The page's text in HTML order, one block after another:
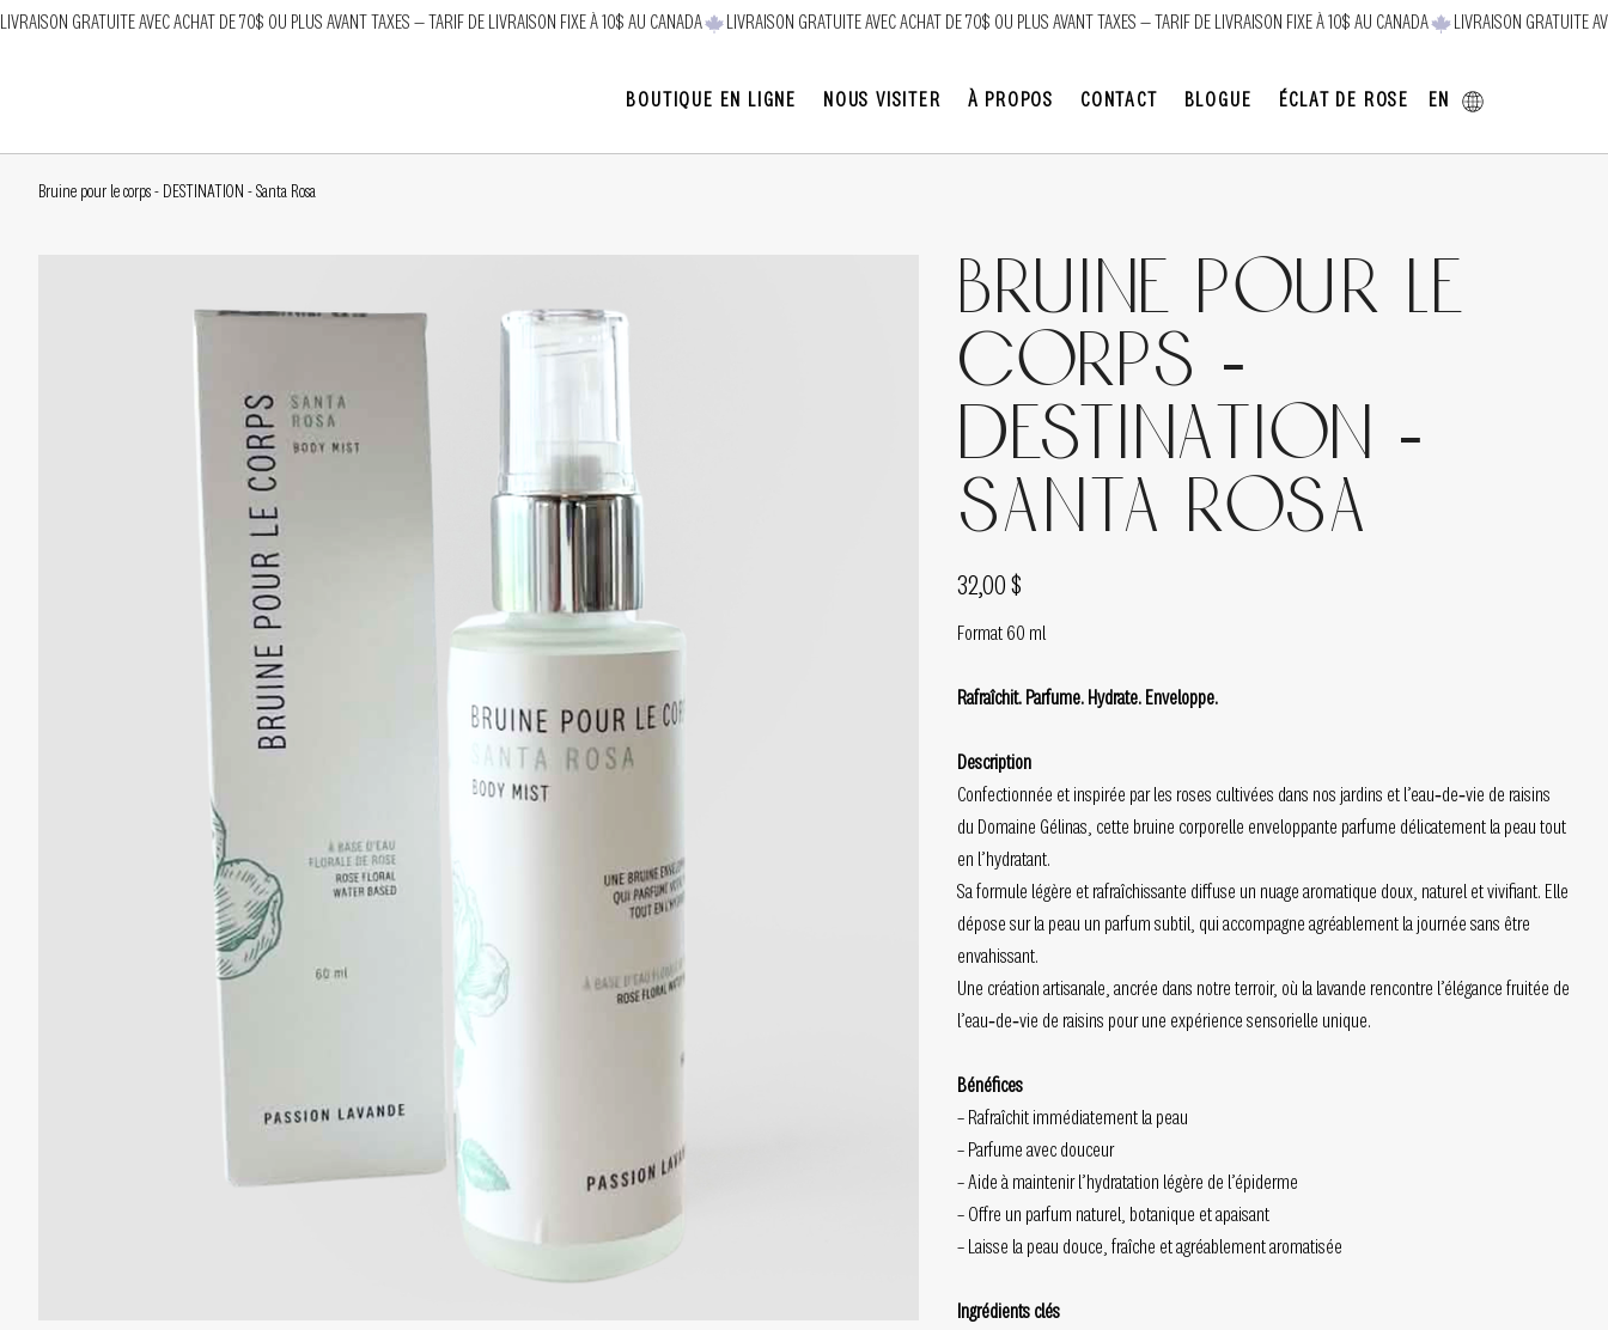
LIVRAISON GRATUITE AVEC ACHAT DE 70$ OU PLUS AVANT TAXES — TARIF DE LIVRAISON FIXE À 10$ AU CANADA
BOUTIQUE EN LIGNE NOUS VISITER À PROPOS CONTACT BLOGUE ÉCLAT DE ROSE EN
Bruine pour le corps - DESTINATION - Santa Rosa
Bruine pour le
corps -
DESTINATION -
Santa Rosa
Prix
32,00 $
Format 60 ml
Rafraîchit. Parfume. Hydrate. Enveloppe.
Description
Confectionnée et inspirée par les roses cultivées dans nos jardins et l’eau‑de‑vie de raisins
du Domaine Gélinas, cette bruine corporelle enveloppante parfume délicatement la peau tout
en l’hydratant.
Sa formule légère et rafraîchissante diffuse un nuage aromatique doux, naturel et vivifiant. Elle
dépose sur la peau un parfum subtil, qui accompagne agréablement la journée sans être
envahissant.
Une création artisanale, ancrée dans notre terroir, où la lavande rencontre l’élégance fruitée de
l’eau‑de‑vie de raisins pour une expérience sensorielle unique.
Bénéfices
– Rafraîchit immédiatement la peau
– Parfume avec douceur
– Aide à maintenir l’hydratation légère de l’épiderme
– Offre un parfum naturel, botanique et apaisant
– Laisse la peau douce, fraîche et agréablement aromatisée
Ingrédients clés